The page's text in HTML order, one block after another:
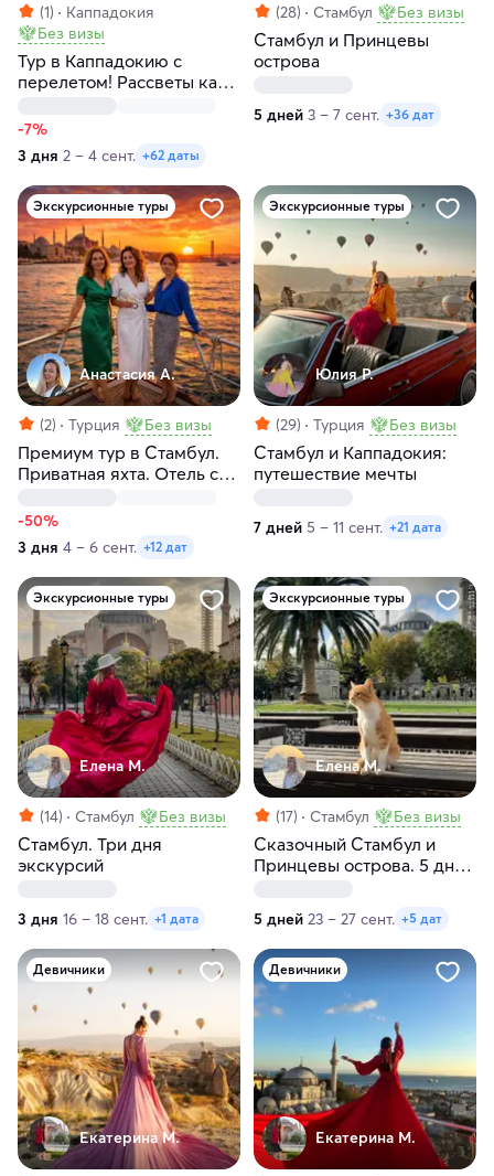
(1)
Каппадокия
Без визы
Тур в Каппадокию с
перелетом! Рассветы как
-7%
3 дня 2 – 4 сент. +62 даты
(28) Стамбул Без визы
Стамбул и Принцевы
острова
5 дней 3 – 7 сент. +36 дат
Экскурсионные туры
Анастасия А.
(2) Турция Без визы
Премиум тур в Стамбул.
Приватная яхта. Отель с
толпы
-50%
3 дня 4 – 6 сент. +12 дат
Экскурсионные туры
Юлия Р.
(29) Турция Без визы
Стамбул и Каппадокия:
путешествие мечты
7 дней 5 – 11 сент. +21 дата
Экскурсионные туры
Елена М.
(14) Стамбул Без визы
Стамбул. Три дня
экскурсий
3 дня 16 – 18 сент. +1 дата
Экскурсионные туры
Елена М.
(17) Стамбул Без визы
Сказочный Стамбул и
Принцевы острова. 5 дней
5 дней 23 – 27 сент. +5 дат
Девичники
Екатерина М.
Девичники
Екатерина М.